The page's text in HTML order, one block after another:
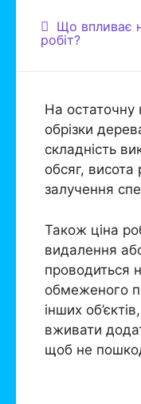
Що впливає
робіт?
На остаточну
обрізки
складність
обсяг, висота
залучення
Також ціна
видалення
проводиться
обмеженого
інших
вживати
щоб не